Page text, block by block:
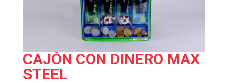
CAJÓN CON DINERO MAX
STEEL